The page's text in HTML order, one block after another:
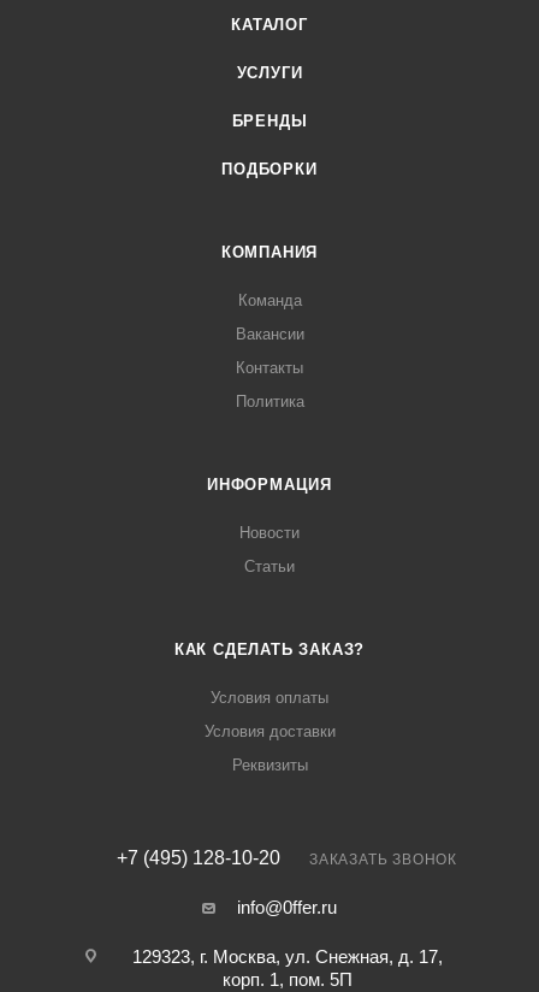
КАТАЛОГ
УСЛУГИ
БРЕНДЫ
ПОДБОРКИ
КОМПАНИЯ
Команда
Вакансии
Контакты
Политика
ИНФОРМАЦИЯ
Новости
Статьи
КАК СДЕЛАТЬ ЗАКАЗ?
Условия оплаты
Условия доставки
Реквизиты
+7 (495) 128-10-20 ЗАКАЗАТЬ ЗВОНОК
info@0ffer.ru
129323, г. Москва, ул. Снежная, д. 17,
корп. 1, пом. 5П